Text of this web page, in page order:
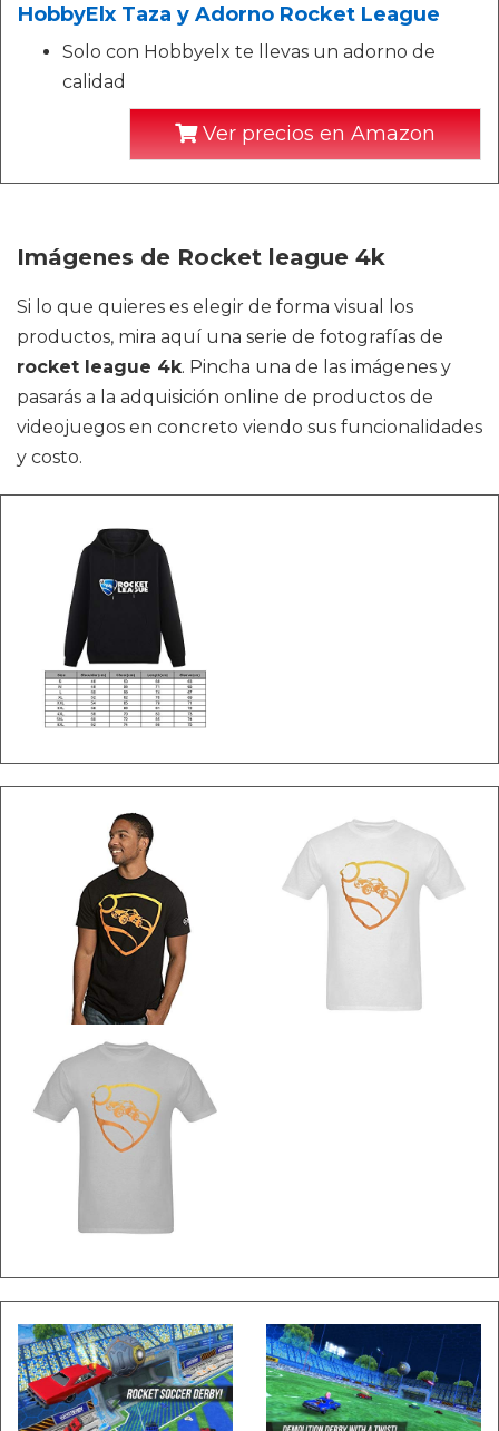
HobbyElx Taza y Adorno Rocket League
Solo con Hobbyelx te llevas un adorno de
calidad
Ver precios en Amazon
Imágenes de Rocket league 4k
Si lo que quieres es elegir de forma visual los
productos, mira aquí una serie de fotografías de
rocket league 4k. Pincha una de las imágenes y
pasarás a la adquisición online de productos de
videojuegos en concreto viendo sus funcionalidades
y costo.